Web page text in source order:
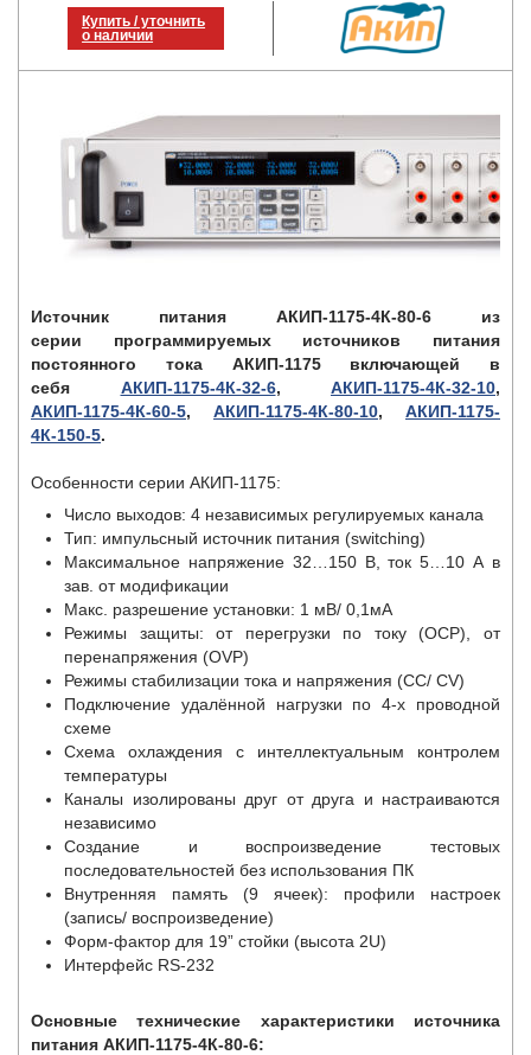
Купить / уточнить
о наличии
Источник питания АКИП-1175-4К-80-6 из
серии программируемых источников питания
постоянного тока АКИП-1175 включающей в
себя АКИП-1175-4К-32-6, АКИП-1175-4К-32-10,
АКИП-1175-4К-60-5, АКИП-1175-4К-80-10, АКИП-1175-
4К-150-5.
Особенности серии АКИП-1175:
Число выходов: 4 независимых регулируемых канала
Тип: импульсный источник питания (switching)
Максимальное напряжение 32…150 В, ток 5…10 А в
зав. от модификации
Макс. разрешение установки: 1 мВ/ 0,1мА
Режимы защиты: от перегрузки по току (OCP), от
перенапряжения (OVP)
Режимы стабилизации тока и напряжения (CC/ CV)
Подключение удалённой нагрузки по 4-х проводной
схеме
Схема охлаждения с интеллектуальным контролем
температуры
Каналы изолированы друг от друга и настраиваются
независимо
Создание и воспроизведение тестовых
последовательностей без использования ПК
Внутренняя память (9 ячеек): профили настроек
(запись/ воспроизведение)
Форм-фактор для 19” стойки (высота 2U)
Интерфейс RS-232
Основные технические характеристики источника
питания АКИП-1175-4К-80-6: